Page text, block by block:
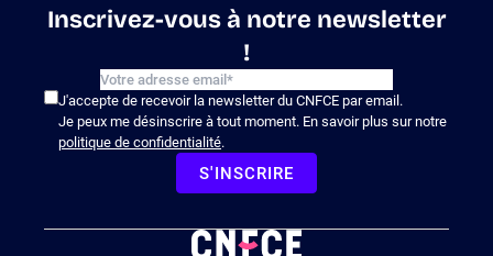
Inscrivez-vous à notre newsletter
!
J'accepte de recevoir la newsletter du CNFCE par email.
Je peux me désinscrire à tout moment. En savoir plus sur notre
politique de confidentialité.
S'INSCRIRE